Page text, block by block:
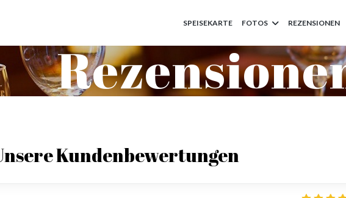
SPEISEKARTE FOTOS REZENSIONEN
Kundenbewertungen